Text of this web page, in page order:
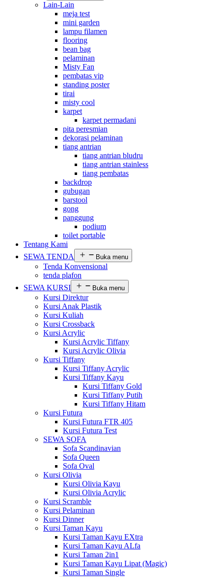
Lain-Lain
meja test
mini garden
lampu filamen
flooring
bean bag
pelaminan
Misty Fan
pembatas vip
standing poster
tirai
misty cool
karpet
karpet permadani
pita peresmian
dekorasi pelaminan
tiang antrian
tiang antrian bludru
tiang antrian stainless
tiang pembatas
backdrop
gubugan
barstool
gong
panggung
podium
toilet portable
Tentang Kami
SEWA TENDA
Buka menu
Tenda Konvensional
tenda plafon
SEWA KURSI
Buka menu
Kursi Direktur
Kursi Anak Plastik
Kursi Kuliah
Kursi Crossback
Kursi Acrylic
Kursi Acrylic Tiffany
Kursi Acrylic Olivia
Kursi Tiffany
Kursi Tiffany Acrylic
Kursi Tiffany Kayu
Kursi Tiffany Gold
Kursi Tiffany Putih
Kursi Tiffany Hitam
Kursi Futura
Kursi Futura FTR 405
Kursi Futura Test
SEWA SOFA
Sofa Scandinavian
Sofa Queen
Sofa Oval
Kursi Olivia
Kursi Olivia Kayu
Kursi Olivia Acrylic
Kursi Scramble
Kursi Pelaminan
Kursi Dinner
Kursi Taman Kayu
Kursi Taman Kayu EXtra
Kursi Taman Kayu ALfa
Kursi Taman 2in1
Kursi Taman Kayu Lipat (Magic)
Kursi Taman Single